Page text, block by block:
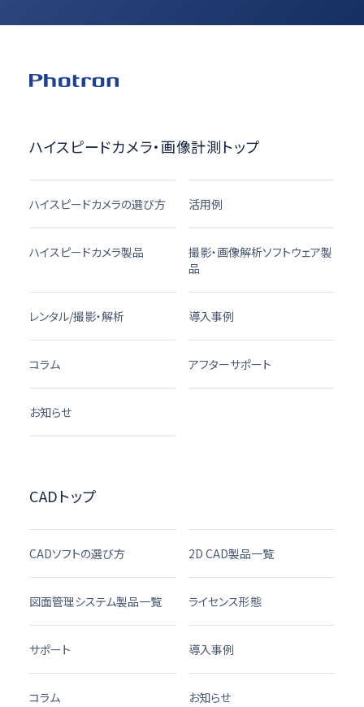
ハイスピードカメラ・画像計測トップ
ハイスピードカメラの選び方 活用例
ハイスピードカメラ製品
撮影・画像解析ソフトウェア製
品
レンタル/撮影・解析 導入事例
コラム アフターサポート
お知らせ
CADトップ
CADソフトの選び方 2D CAD製品一覧
図面管理システム製品一覧 ライセンス形態
サポート 導入事例
コラム お知らせ